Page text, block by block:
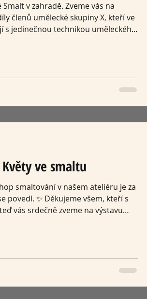
v zahradě. Zveme vás na
členů umělecké skupiny X, kteří ve
s jedinečnou technikou uměleckého
galerijní stěny a vstupuje do
stromy, květinami a
ve smaltu
smaltování v našem ateliéru je za
povedl. ✨ Děkujeme všem, kteří s
vás srdečně zveme na výstavu